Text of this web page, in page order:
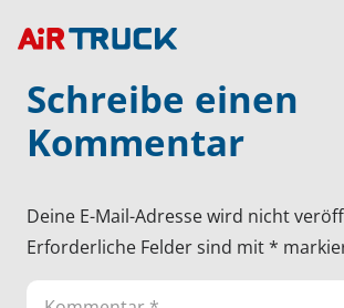
Schreibe einen
Kommentar
Deine E-Mail-Adresse wird nicht
Erforderliche Felder sind mit*